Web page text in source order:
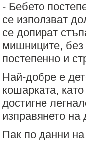
- Бебето
се използват
се допират
мишниците, без
постепенно и
Най-добре е
кошарката,
достигне
изправянето
Пак по данни